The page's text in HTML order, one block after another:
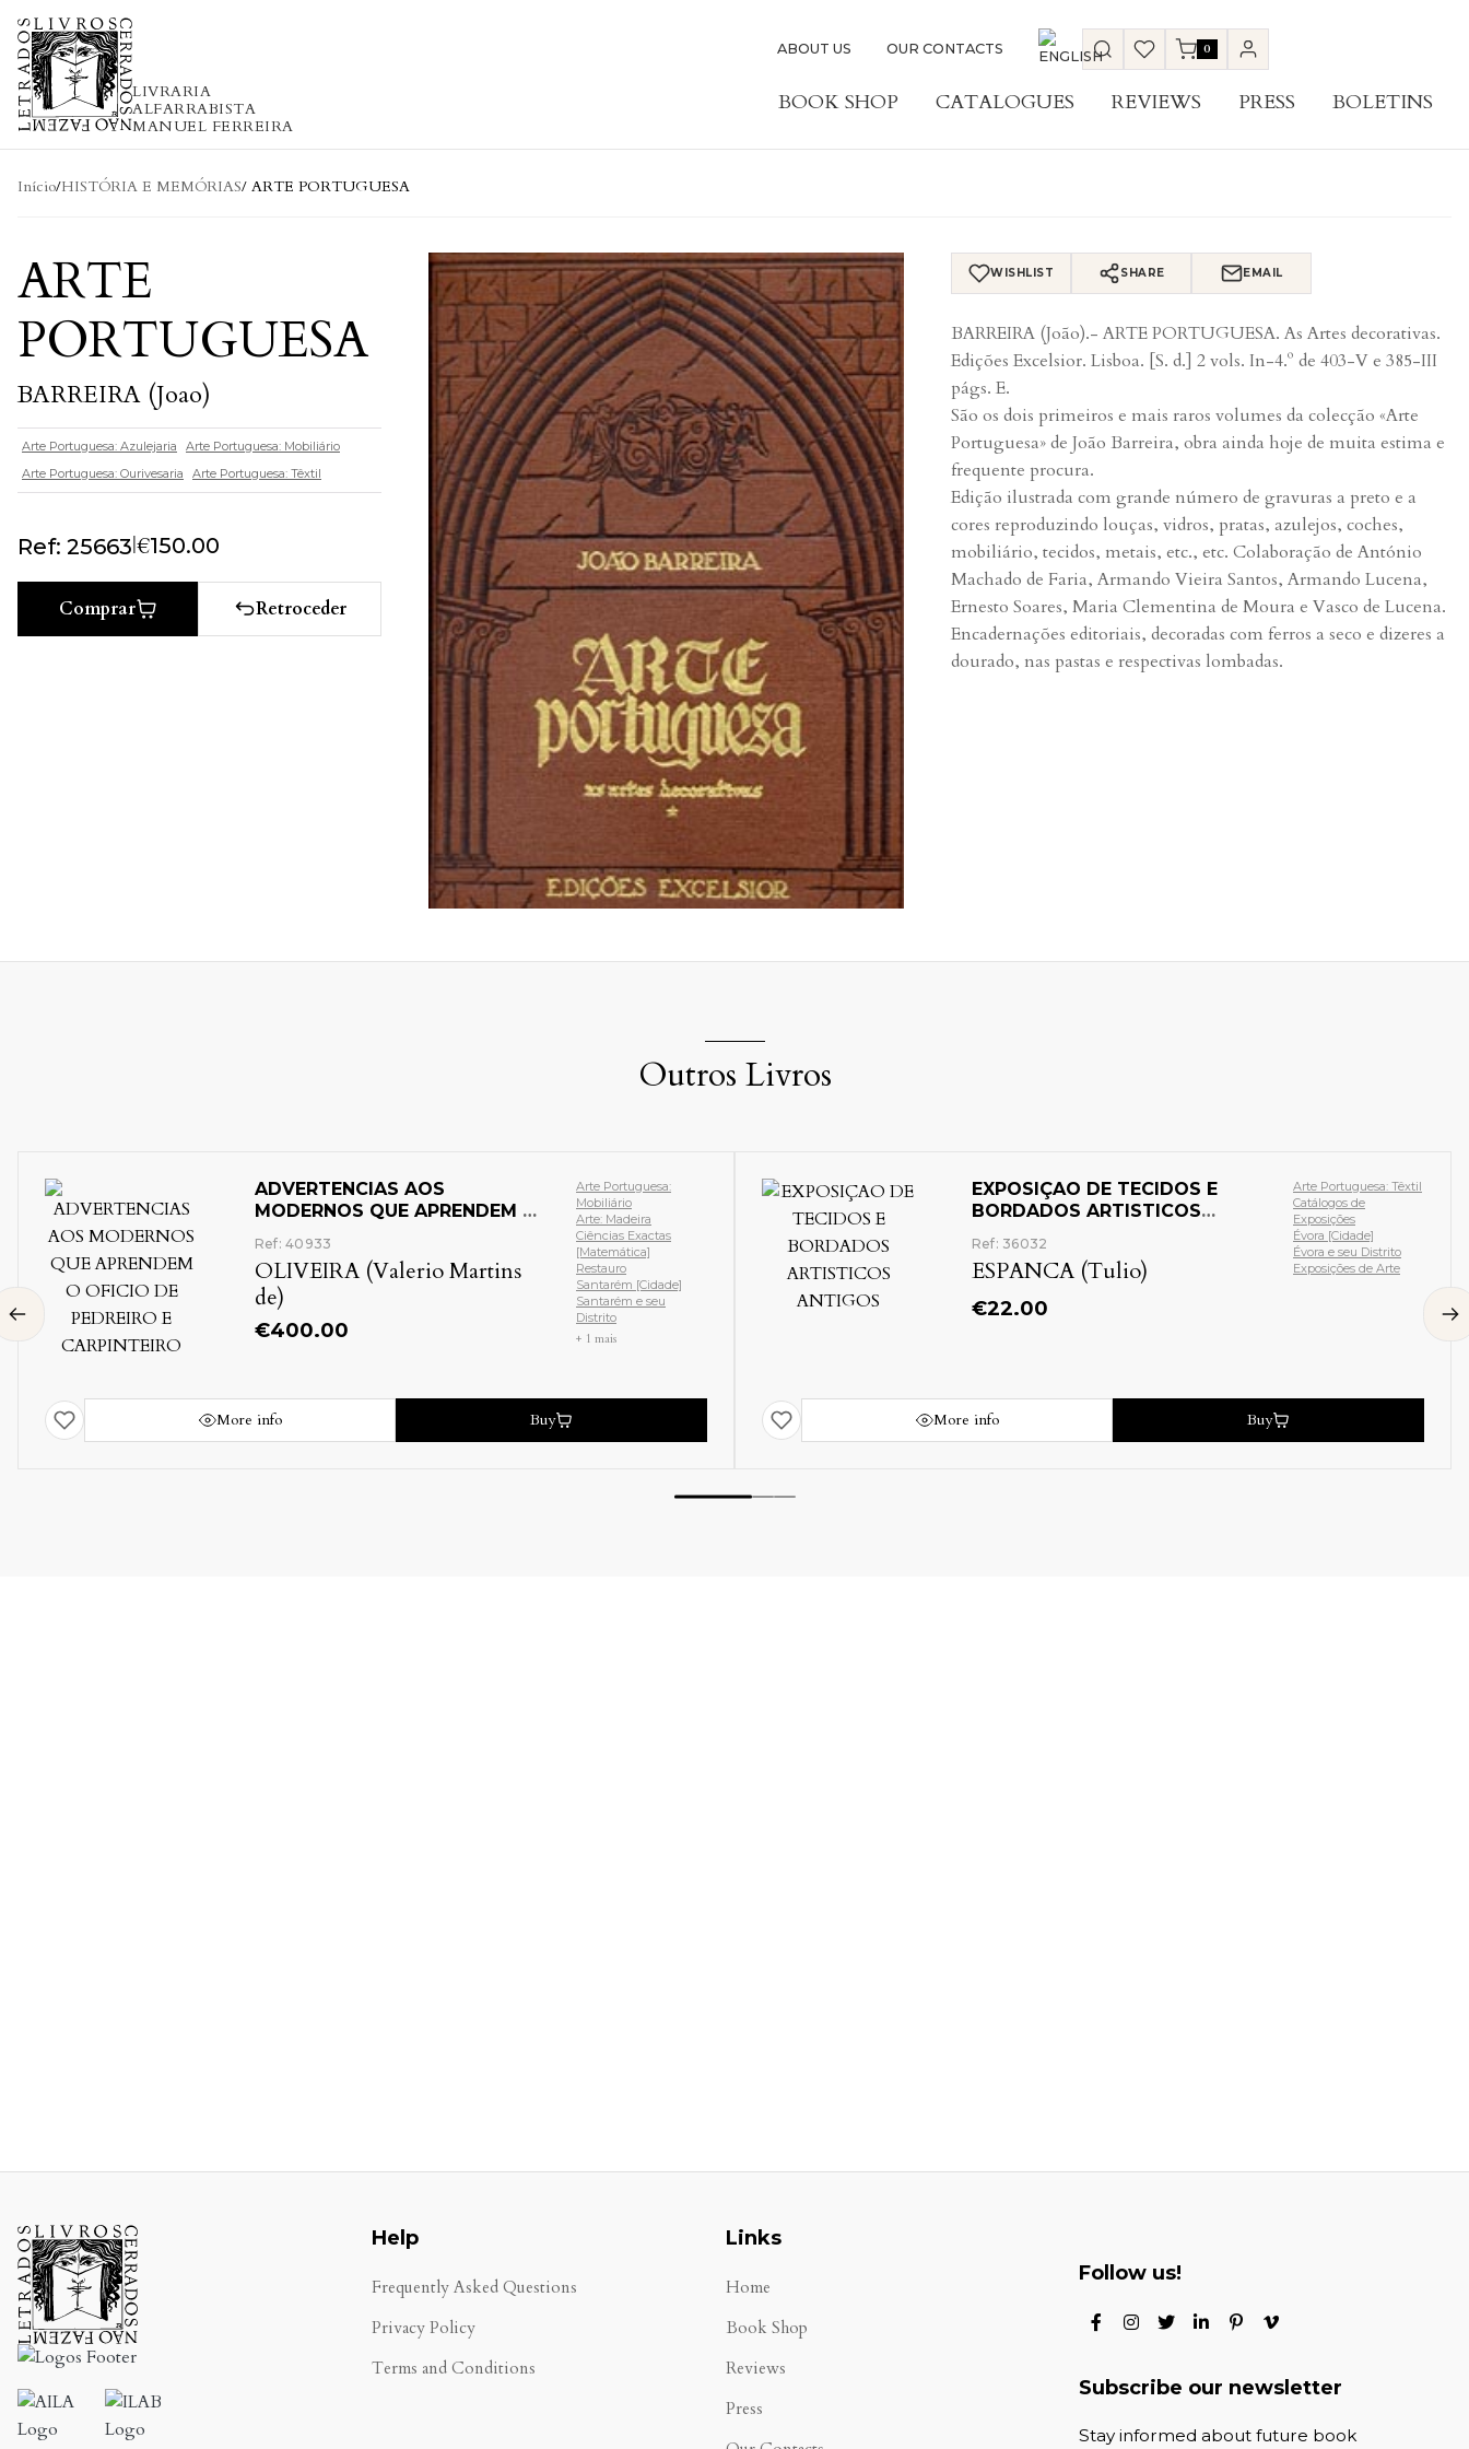
Skip to content
LIVRARIA
ALFARRABISTA
MANUEL FERREIRA
ABOUT US OUR CONTACTS 0
BOOK SHOP CATALOGUES REVIEWS PRESS BOLETINS
Início/HISTÓRIA E MEMÓRIAS/ ARTE PORTUGUESA
ARTE
PORTUGUESA
BARREIRA (Joao)
Arte Portuguesa: Azulejaria
Arte Portuguesa: Mobiliário
Arte Portuguesa: Ourivesaria
Arte Portuguesa: Têxtil
Ref: 25663|€150.00
Comprar Retroceder
WISHLIST SHARE EMAIL
BARREIRA (João).- ARTE PORTUGUESA. As Artes decorativas.
Edições Excelsior. Lisboa. [S. d.] 2 vols. In-4.º de 403-V e 385-III
págs. E.
São os dois primeiros e mais raros volumes da colecção «Arte
Portuguesa» de João Barreira, obra ainda hoje de muita estima e
frequente procura.
Edição ilustrada com grande número de gravuras a preto e a
cores reproduzindo louças, vidros, pratas, azulejos, coches,
mobiliário, tecidos, metais, etc., etc. Colaboração de António
Machado de Faria, Armando Vieira Santos, Armando Lucena,
Ernesto Soares, Maria Clementina de Moura e Vasco de Lucena.
Encadernações editoriais, decoradas com ferros a seco e dizeres a
dourado, nas pastas e respectivas lombadas.
Outros Livros
ADVERTENCIAS AOS
MODERNOS QUE APRENDEM O
OFICIO DE PEDREIRO E
CARPINTEIRO
Ref: 40933
OLIVEIRA (Valerio Martins
de)
€400.00
Arte Portuguesa:
Mobiliário
Arte: Madeira
Ciências Exactas
[Matemática]
Restauro
Santarém [Cidade]
Santarém e seu
Distrito
+ 1 mais
More info Buy
EXPOSIÇAO DE TECIDOS E
BORDADOS ARTISTICOS
ANTIGOS
Ref: 36032
ESPANCA (Tulio)
€22.00
Arte Portuguesa: Têxtil
Catálogos de
Exposições
Évora [Cidade]
Évora e seu Distrito
Exposições de Arte
More info Buy
Help
Frequently Asked Questions
Privacy Policy
Terms and Conditions
Links
Home
Book Shop
Reviews
Press
Follow us!
Subscribe our newsletter
Stay informed about future book